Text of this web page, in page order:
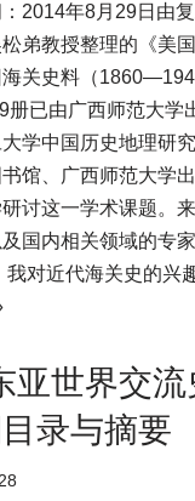
2014年8月29日由
弟教授整理的《美
关史料（
已由广西师范大学
学中国历史地理研
馆、广西师范大学
讨这一学术课题。
国内相关领域的专
我对近代海关史的兴
亚世界交
录与摘要